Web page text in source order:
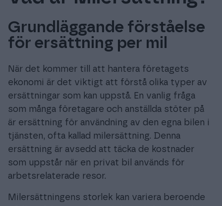
Prova gratis
Logga in
Grundläggande förståelse
för ersättning per mil
När det kommer till att hantera företagets
ekonomi är det viktigt att förstå olika typer av
ersättningar som kan uppstå. En vanlig fråga
som många företagare och anställda stöter på
är ersättning för användning av den egna bilen i
tjänsten, ofta kallad milersättning. Denna
ersättning är avsedd att täcka de kostnader
som uppstår när en privat bil används för
arbetsrelaterade resor.
Milersättningens storlek kan variera beroende